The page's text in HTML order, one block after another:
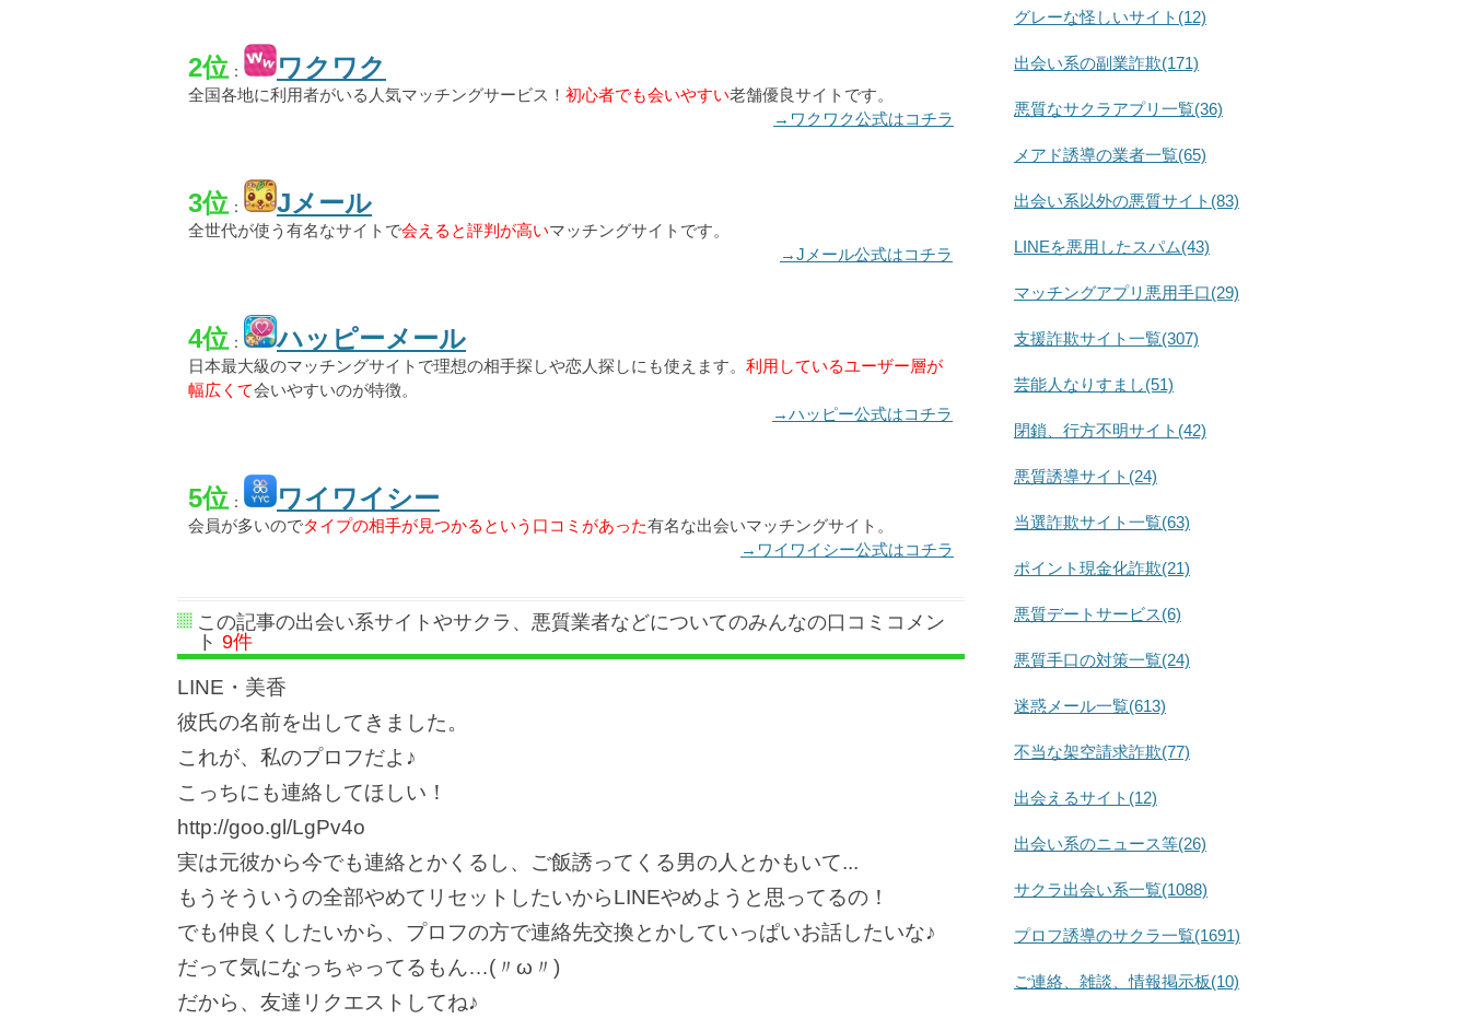
2位 ： ワクワク
全国各地に利用者がいる人気マッチングサービス！ 初心者でも会いやすい老舗優良サイトです。
→ワクワク公式はコチラ
3位 ： Jメール
全世代が使う有名なサイトで会えると評判が高いマッチングサイトです。
→Jメール公式はコチラ
4位 ： ハッピーメール
日本最大級のマッチングサイトで理想の相手探しや恋人探しにも使えます。 利用しているユーザー層が
幅広くて会いやすいのが特徴。
→ハッピー公式はコチラ
5位 ： ワイワイシー
会員が多いのでタイプの相手が見つかるという口コミがあった有名な出会いマッチングサイト。
→ワイワイシー公式はコチラ
この記事の出会い系サイトやサクラ、悪質業者などについてのみんなの口コミコメン
ト 9件
LINE・美香
彼氏の名前を出してきました。
これが、私のプロフだよ♪
こっちにも連絡してほしい！
http://goo.gl/LgPv4o
実は元彼から今でも連絡とかくるし、ご飯誘ってくる男の人とかもいて...
もうそういうの全部やめてリセットしたいからLINEやめようと思ってるの！
でも仲良くしたいから、プロフの方で連絡先交換とかしていっぱいお話したいな♪
だって気になっちゃってるもん…(〃ω〃)
だから、友達リクエストしてね♪
グレーな怪しいサイト(12)
出会い系の副業詐欺(171)
悪質なサクラアプリ一覧(36)
メアド誘導の業者一覧(65)
出会い系以外の悪質サイト(83)
LINEを悪用したスパム(43)
マッチングアプリ悪用手口(29)
支援詐欺サイト一覧(307)
芸能人なりすまし(51)
閉鎖、行方不明サイト(42)
悪質誘導サイト(24)
当選詐欺サイト一覧(63)
ポイント現金化詐欺(21)
悪質デートサービス(6)
悪質手口の対策一覧(24)
迷惑メール一覧(613)
不当な架空請求詐欺(77)
出会えるサイト(12)
出会い系のニュース等(26)
サクラ出会い系一覧(1088)
プロフ誘導のサクラ一覧(1691)
ご連絡、雑談、情報掲示板(10)